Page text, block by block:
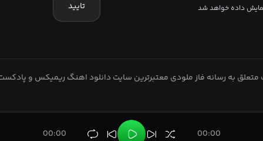
داده خواهد شد تایید
به رسانه فاز ملودی معتبرترین سایت دانلود اهنگ ریمیکس و
00:00
00:00